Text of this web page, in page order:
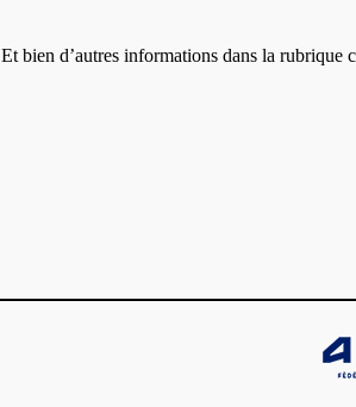
Et bien d’autres informations dans la rubrique